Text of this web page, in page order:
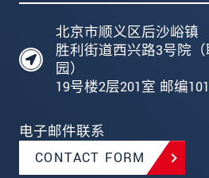
北京市顺义区后沙峪镇
胜利街道西兴路3号院
园）
19号楼2层201室 邮编
电子邮件联系
CONTACT FORM